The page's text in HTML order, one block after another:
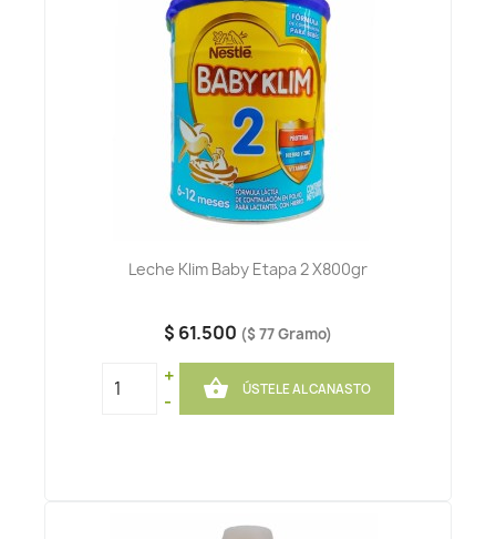
Leche Klim Baby Etapa 2 X800gr
$ 61.500 ($ 77 Gramo)
+
-
 ÚSTELE AL CANASTO